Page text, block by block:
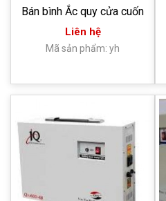
Bán bình Ắc quy cửa cuốn
Liên hệ
Mã sản phẩm: yh